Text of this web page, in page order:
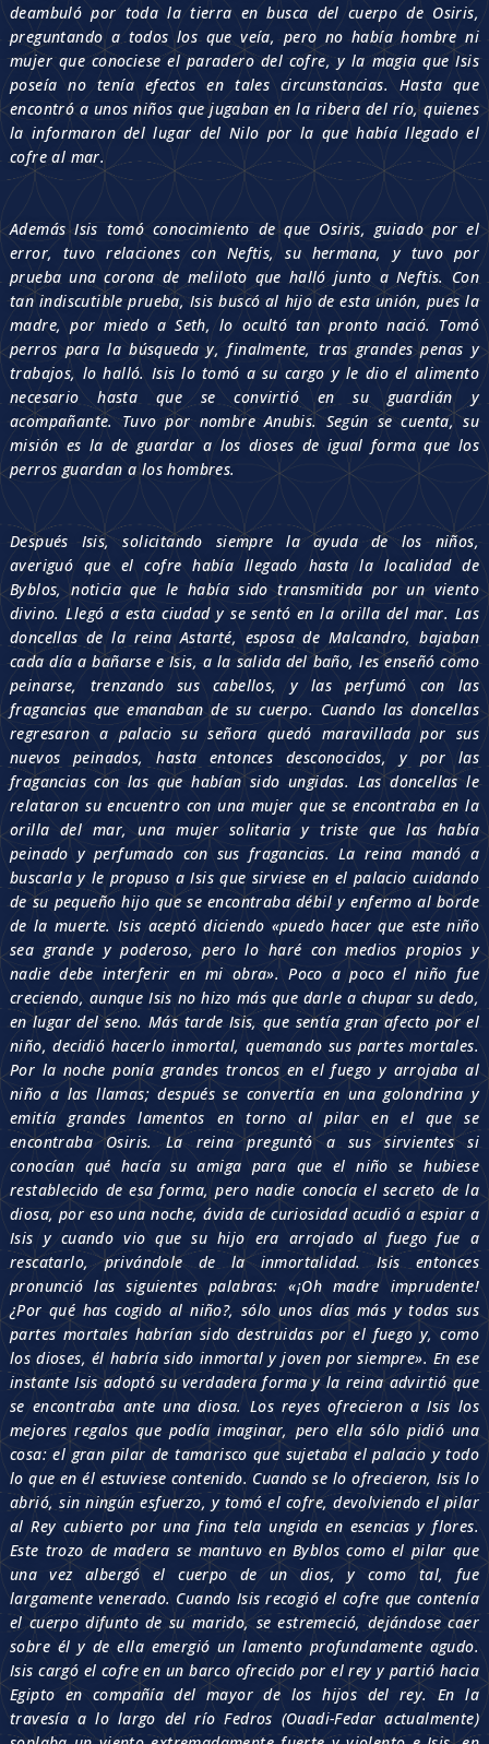
deambuló por toda la tierra en busca del cuerpo de Osiris,
preguntando a todos los que veía, pero no había hombre ni
mujer que conociese el paradero del cofre, y la magia que Isis
poseía no tenía efectos en tales circunstancias. Hasta que
encontró a unos niños que jugaban en la ribera del río, quienes
la informaron del lugar del Nilo por la que había llegado el
cofre al mar.
Además Isis tomó conocimiento de que Osiris, guiado por el
error, tuvo relaciones con Neftis, su hermana, y tuvo por
prueba una corona de meliloto que halló junto a Neftis. Con
tan indiscutible prueba, Isis buscó al hijo de esta unión, pues la
madre, por miedo a Seth, lo ocultó tan pronto nació. Tomó
perros para la búsqueda y, finalmente, tras grandes penas y
trabajos, lo halló. Isis lo tomó a su cargo y le dio el alimento
necesario hasta que se convirtió en su guardián y
acompañante. Tuvo por nombre Anubis. Según se cuenta, su
misión es la de guardar a los dioses de igual forma que los
perros guardan a los hombres.
Después Isis, solicitando siempre la ayuda de los niños,
averiguó que el cofre había llegado hasta la localidad de
Byblos, noticia que le había sido transmitida por un viento
divino. Llegó a esta ciudad y se sentó en la orilla del mar. Las
doncellas de la reina Astarté, esposa de Malcandro, bajaban
cada día a bañarse e Isis, a la salida del baño, les enseñó como
peinarse, trenzando sus cabellos, y las perfumó con las
fragancias que emanaban de su cuerpo. Cuando las doncellas
regresaron a palacio su señora quedó maravillada por sus
nuevos peinados, hasta entonces desconocidos, y por las
fragancias con las que habían sido ungidas. Las doncellas le
relataron su encuentro con una mujer que se encontraba en la
orilla del mar, una mujer solitaria y triste que las había
peinado y perfumado con sus fragancias. La reina mandó a
buscarla y le propuso a Isis que sirviese en el palacio cuidando
de su pequeño hijo que se encontraba débil y enfermo al borde
de la muerte. Isis aceptó diciendo «puedo hacer que este niño
sea grande y poderoso, pero lo haré con medios propios y
nadie debe interferir en mi obra». Poco a poco el niño fue
creciendo, aunque Isis no hizo más que darle a chupar su dedo,
en lugar del seno. Más tarde Isis, que sentía gran afecto por el
niño, decidió hacerlo inmortal, quemando sus partes mortales.
Por la noche ponía grandes troncos en el fuego y arrojaba al
niño a las llamas; después se convertía en una golondrina y
emitía grandes lamentos en torno al pilar en el que se
encontraba Osiris. La reina preguntó a sus sirvientes si
conocían qué hacía su amiga para que el niño se hubiese
restablecido de esa forma, pero nadie conocía el secreto de la
diosa, por eso una noche, ávida de curiosidad acudió a espiar a
Isis y cuando vio que su hijo era arrojado al fuego fue a
rescatarlo, privándole de la inmortalidad. Isis entonces
pronunció las siguientes palabras: «¡Oh madre imprudente!
¿Por qué has cogido al niño?, sólo unos días más y todas sus
partes mortales habrían sido destruidas por el fuego y, como
los dioses, él habría sido inmortal y joven por siempre». En ese
instante Isis adoptó su verdadera forma y la reina advirtió que
se encontraba ante una diosa. Los reyes ofrecieron a Isis los
mejores regalos que podía imaginar, pero ella sólo pidió una
cosa: el gran pilar de tamarisco que sujetaba el palacio y todo
lo que en él estuviese contenido. Cuando se lo ofrecieron, Isis lo
abrió, sin ningún esfuerzo, y tomó el cofre, devolviendo el pilar
al Rey cubierto por una fina tela ungida en esencias y flores.
Este trozo de madera se mantuvo en Byblos como el pilar que
una vez albergó el cuerpo de un dios, y como tal, fue
largamente venerado. Cuando Isis recogió el cofre que contenía
el cuerpo difunto de su marido, se estremeció, dejándose caer
sobre él y de ella emergió un lamento profundamente agudo.
Isis cargó el cofre en un barco ofrecido por el rey y partió hacia
Egipto en compañía del mayor de los hijos del rey. En la
travesía a lo largo del río Fedros (Ouadi-Fedar actualmente)